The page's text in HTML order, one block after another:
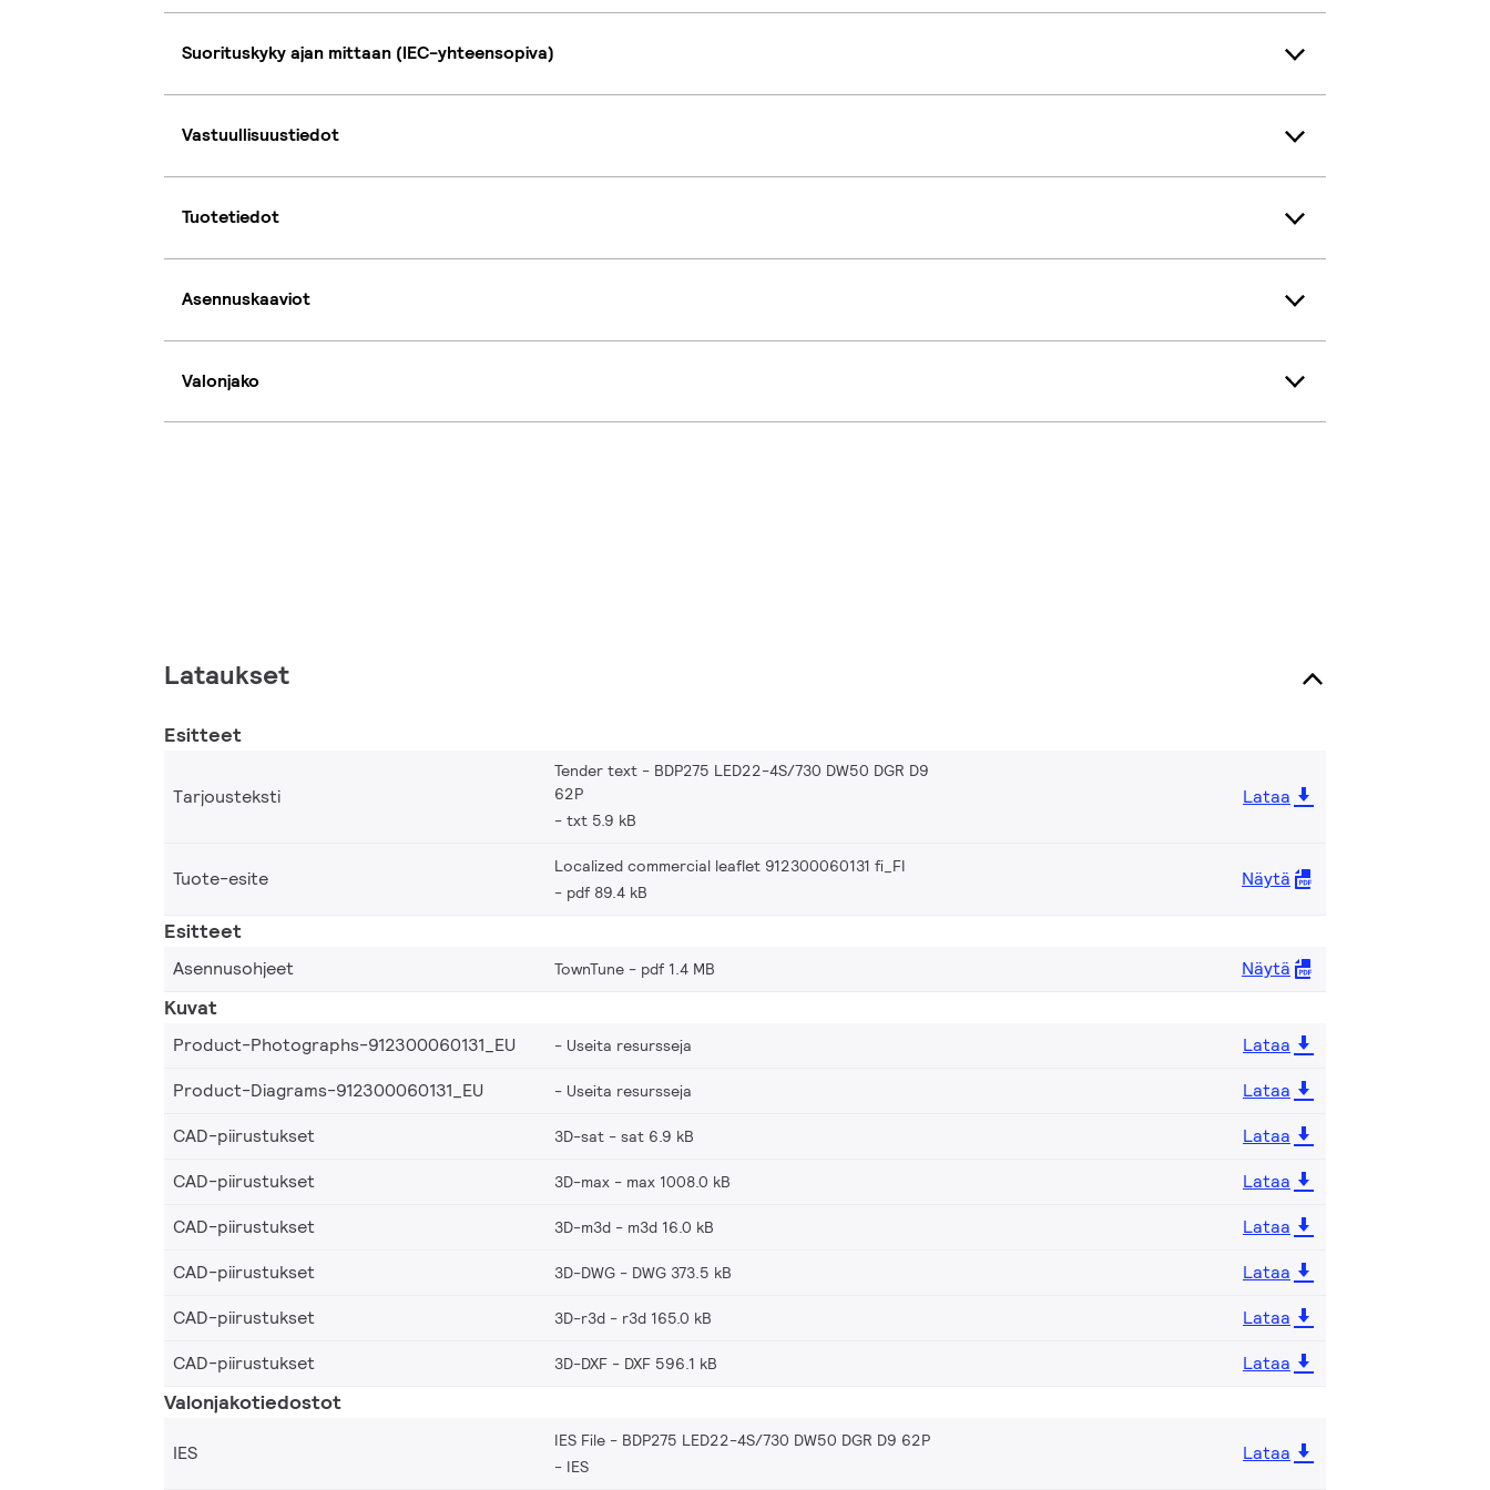
Suorituskyky ajan mittaan (IEC-yhteensopiva)
Vastuullisuustiedot
Tuotetiedot
Asennuskaaviot
Valonjako
Lataukset
Esitteet
Tarjousteksti
Tender text - BDP275 LED22-4S/730 DW50 DGR D9
62P
txt 5.9 kB
Lataa
Tuote-esite
Localized commercial leaflet 912300060131 fi_FI
pdf 89.4 kB
Näytä
Esitteet
Asennusohjeet TownTune pdf 1.4 MB Näytä
Kuvat
Product-Photographs-912300060131_EU Useita resursseja
Lataa
Product-Diagrams-912300060131_EU
Useita resursseja
Lataa
CAD-piirustukset
3D-sat sat 6.9 kB
Lataa
CAD-piirustukset
3D-max max 1008.0 kB
Lataa
CAD-piirustukset
3D-m3d m3d 16.0 kB
Lataa
CAD-piirustukset
3D-DWG DWG 373.5 kB
Lataa
CAD-piirustukset
3D-r3d r3d 165.0 kB
Lataa
CAD-piirustukset
3D-DXF DXF 596.1 kB Lataa
Valonjakotiedostot
IES
IES File - BDP275 LED22-4S/730 DW50 DGR D9 62P
IES
Lataa